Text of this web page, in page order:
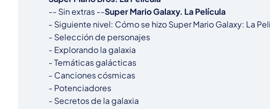
-- Sin extras --Super Mario Galaxy. La Película
- Siguiente nivel: Cómo se hizo Super Mario Galaxy: La
- Selección de personajes
- Explorando la galaxia
- Temáticas galácticas
- Canciones cósmicas
- Potenciadores
- Secretos de la galaxia